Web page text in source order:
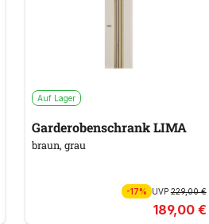
Auf Lager
Garderobenschrank LIMA
braun, grau
-17% UVP229,00 €
189,00 €